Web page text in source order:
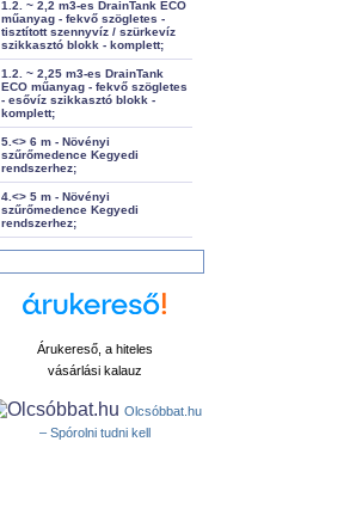
1.2. ~ 2,2 m3-es DrainTank ECO
műanyag - fekvő szögletes -
tisztított szennyvíz / szürkevíz
szikkasztó blokk - komplett;
1.2. ~ 2,25 m3-es DrainTank
ECO műanyag - fekvő szögletes
- esővíz szikkasztó blokk -
komplett;
5.<> 6 m - Növényi
szűrőmedence Kegyedi
rendszerhez;
4.<> 5 m - Növényi
szűrőmedence Kegyedi
rendszerhez;
Árukereső, a hiteles
vásárlási kalauz
Olcsóbbat.hu
– Spórolni tudni kell